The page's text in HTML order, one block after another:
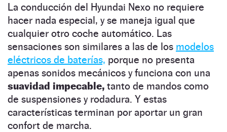
La conducción del Hyundai Nexo no requiere
hacer nada especial, y se maneja igual que
cualquier otro coche automático. Las
sensaciones son similares a las de los modelos
eléctricos de baterías, porque no presenta
apenas sonidos mecánicos y funciona con una
suavidad impecable, tanto de mandos como
de suspensiones y rodadura. Y estas
características terminan por aportar un gran
confort de marcha.